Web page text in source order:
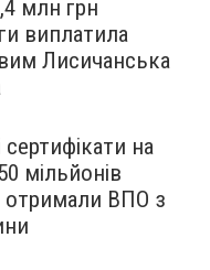
млн грн
виплатила
Лисичанська
на
мільйонів
отримали ВПО з